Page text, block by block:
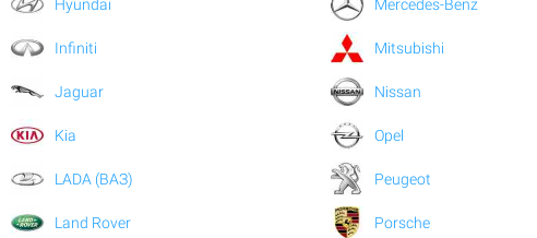
Hyundai
Infiniti
Jaguar
Kia
LADA (ВАЗ)
Land Rover
Mercedes-Benz
Mitsubishi
Nissan
Opel
Peugeot
Porsche